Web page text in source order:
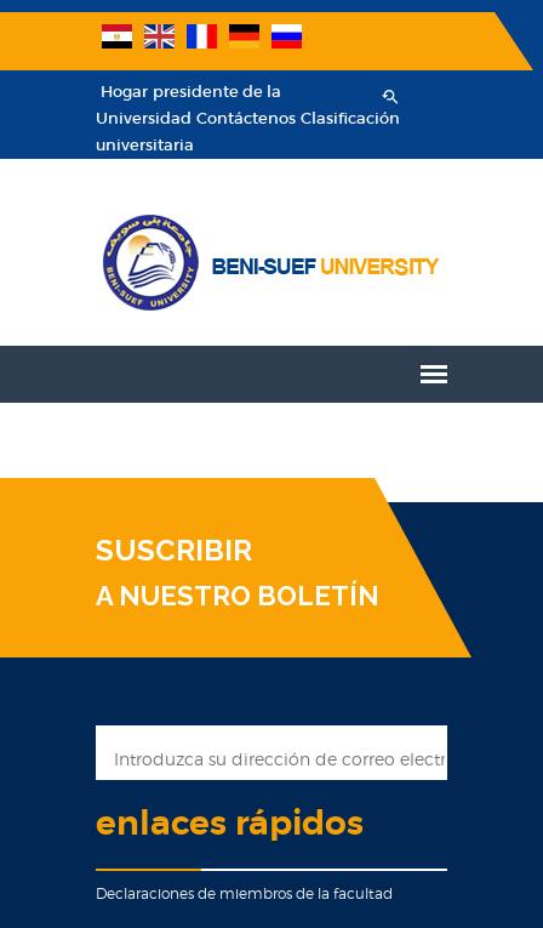
Hogar presidente de la
Universidad Contáctenos Clasificación
universitaria
SUSCRIBIR
A NUESTRO BOLETÍN
enlaces rápidos
Declaraciones de miembros de la facultad